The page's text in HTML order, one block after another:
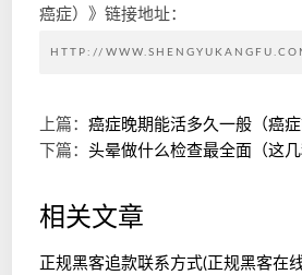
癌症）》链接地址：
HTTP://
上篇：癌症晚期能活多久一般（癌
下篇：头晕做什么检查最全面（这
相关文章
正规黑客追款联系方式(正规黑客在